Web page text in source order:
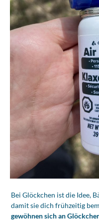
Bei Glöckchen ist die Idee,
damit sie dich frühzeitig
gewöhnen sich an